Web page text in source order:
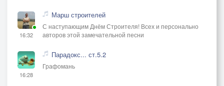
16:32
Марш строителей
С наступающим Днём Строителя! Всех и персонально
авторов этой замечательной песни
16:28
Парадокс... ст.5.2
Графомань